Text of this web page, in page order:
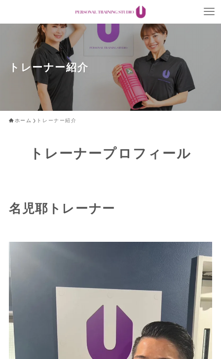
トレーナー紹介
ホーム トレーナー紹介
トレーナープロフィール
名児耶トレーナー